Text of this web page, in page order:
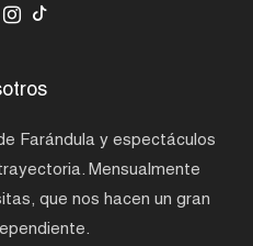
Farándula y espectáculos
Mensualmente
que nos hacen un gran